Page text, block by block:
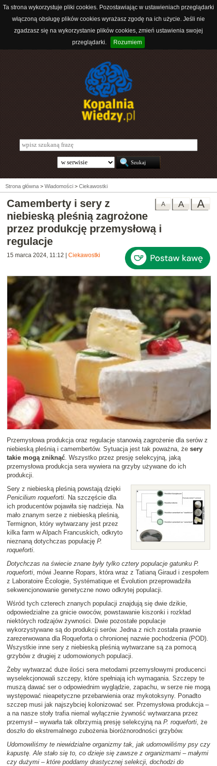
Ta strona wykorzystuje pliki cookies. Pozostawiając w ustawieniach przeglądarki
włączoną obsługę plików cookies wyrażasz zgodę na ich użycie. Jeśli nie
zgadzasz się na wykorzystanie plików cookies, zmień ustawienia swojej
przeglądarki.
Rozumiem
Strona główna > Wiadomości > Ciekawostki
A
A
A
Camemberty i sery z
niebieską pleśnią zagrożone
przez produkcję przemysłową i
regulacje
15 marca 2024, 11:12 Ciekawostki
Przemysłowa produkcja oraz regulacje stanowią zagrożenie dla serów z
niebieską pleśnią i camembertów. Sytuacja jest tak poważna, że sery
takie mogą zniknąć. Wszystko przez presję selekcyjną, jaką
przemysłowa produkcja sera wywiera na grzyby używane do ich
produkcji.
Sery z niebieską pleśnią powstają dzięki
Penicilium roqueforti. Na szczęście dla
ich producentów pojawiła się nadzieja. Na
mało znanym serze z niebieską pleśnią,
Termignon, który wytwarzany jest przez
kilka farm w Alpach Francuskich, odkryto
nieznaną dotychczas populację P.
roqueforti.
Dotychczas na świecie znane były tylko cztery populacje gatunku P.
roqueforti, mówi Jeanne Ropars, która wraz z Tatianą Giraud i zespołem
z Laboratoire Écologie, Systématique et Évolution przeprowadziła
sekwencjonowanie genetyczne nowo odkrytej populacji.
Wśród tych czterech znanych populacji znajdują się dwie dzikie,
odpowiedzialne za gnicie owoców, powstawanie kiszonki i rozkład
niektórych rodzajów żywności. Dwie pozostałe populacje
wykorzystywane są do produkcji serów. Jedna z nich została prawnie
zarezerwowana dla Roqueforta o chronionej nazwie pochodzenia (POD).
Wszystkie inne sery z niebieską pleśnią wytwarzane są za pomocą
grzybów z drugiej z udomowionych populacji.
Żeby wytwarzać duże ilości sera metodami przemysłowymi producenci
wyselekcjonowali szczepy, które spełniają ich wymagania. Szczepy te
muszą dawać ser o odpowiednim wyglądzie, zapachu, w serze nie mogą
występować nieapetyczne przebarwienia oraz mykotoksyny. Ponadto
szczep musi jak najszybciej kolonizować ser. Przemysłowa produkcja –
a na nasze stoły trafia niemal wyłącznie żywność wytwarzana przez
przemysł – wywarła tak olbrzymią presję selekcyjną na P. roqueforti, że
doszło do ekstremalnego zubożenia bioróżnorodności grzybów.
Udomowiliśmy te niewidzialne organizmy tak, jak udomowiliśmy psy czy
kapustę. Ale stało się to, co dzieje się zawsze z organizmami – małymi
czy dużymi – które poddamy drastycznej selekcji, dochodzi do